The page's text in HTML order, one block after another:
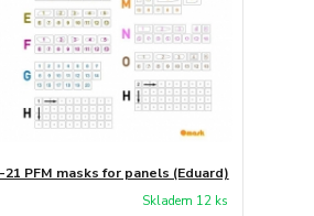
21 PFM masks for panels (Eduard)
Skladem 12 ks